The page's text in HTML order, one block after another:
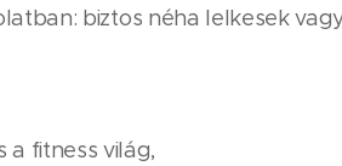
biztos néha lelkesek
a fitness világ,